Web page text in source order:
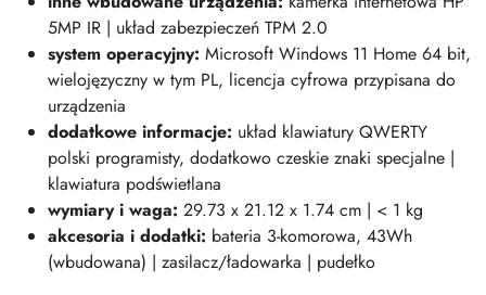
5MP IR | układ zabezpieczeń TPM 2.0
system operacyjny: Microsoft Windows 11 Home 64 bit,
wielojęzyczny w tym PL, licencja cyfrowa przypisana do
urządzenia
dodatkowe informacje: układ klawiatury QWERTY
polski programisty, dodatkowo czeskie znaki specjalne |
klawiatura podświetlana
wymiary i waga: 29.73 x 21.12 x 1.74 cm | < 1 kg
akcesoria i dodatki: bateria 3-komorowa, 43Wh
(wbudowana) | zasilacz/ładowarka | pudełko